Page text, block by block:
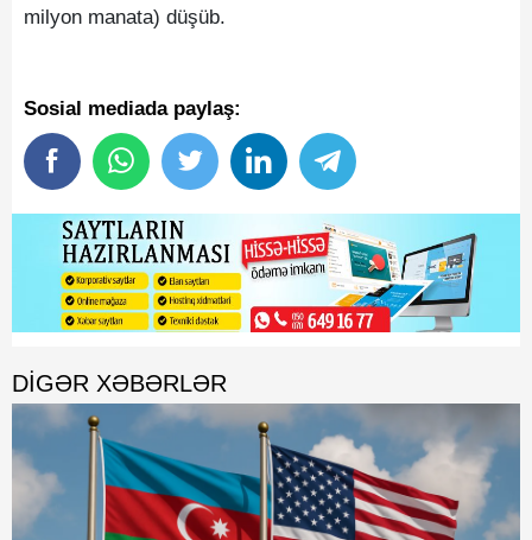
milyon manata) düşüb.
Sosial mediada paylaş:
DIGƏR XƏBƏRLƏR